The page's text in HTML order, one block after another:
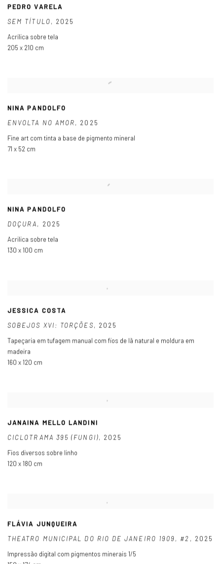
PEDRO VARELA
SEM TÍTULO, 2025
Acrílica sobre tela
205 x 210 cm
NINA PANDOLFO
ENVOLTA NO AMOR, 2025
Fine art com tinta a base de pigmento mineral
71 x 52 cm
NINA PANDOLFO
DOÇURA, 2025
Acrilica sobre tela
130 x 100 cm
JESSICA COSTA
SOBEJOS XVI: TORÇÕES, 2025
Tapeçaria em tufagem manual com fios de lã natural e moldura em
madeira
160 x 120 cm
JANAINA MELLO LANDINI
CICLOTRAMA 395 (FUNGI), 2025
Fios diversos sobre linho
120 x 180 cm
FLÁVIA JUNQUEIRA
THEATRO MUNICIPAL DO RIO DE JANEIRO 1909, #2 , 2025
Impressão digital com pigmentos minerais 1/5